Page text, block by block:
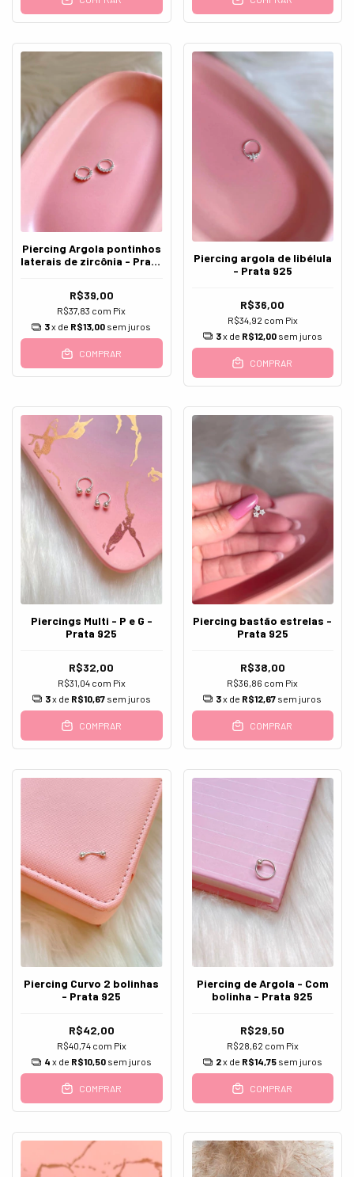
Piercing Argola pontinhos
laterais de zircônia - Prata
R$39,00
R$37,83 com Pix
3x de R$13,00 sem juros
COMPRAR
Piercing argola de libélula
- Prata 925
R$36,00
R$34,92 com Pix
3x de R$12,00 sem juros
COMPRAR
Piercings Multi - P e G -
Prata 925
R$32,00
R$31,04 com Pix
3x de R$10,67 sem juros
COMPRAR
Piercing bastão estrelas -
Prata 925
R$38,00
R$36,86 com Pix
3x de R$12,67 sem juros
COMPRAR
Piercing Curvo 2 bolinhas
- Prata 925
R$42,00
R$40,74 com Pix
4 x de R$10,50 sem juros
COMPRAR
Piercing de Argola - Com
bolinha - Prata 925
R$29,50
R$28,62 com Pix
2x de R$14,75 sem juros
COMPRAR